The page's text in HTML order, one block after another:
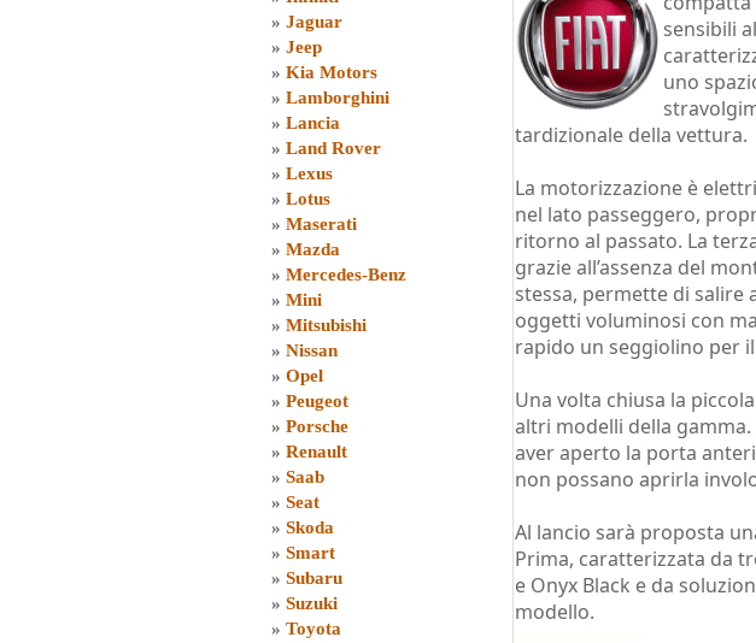
» Jaguar
» Jeep
» Kia Motors
» Lamborghini
» Lancia
» Land Rover
» Lexus
» Lotus
» Maserati
» Mazda
» Mercedes-Benz
» Mini
» Mitsubishi
» Nissan
» Opel
» Peugeot
» Porsche
» Renault
» Saab
» Seat
» Skoda
» Smart
» Subaru
» Suzuki
» Toyota
sensibili
uno
tardizionale della vettura.
La motorizzazione è
nel lato passeggero,
ritorno al passato. La
grazie all’assenza del
stessa, permette di salire
oggetti voluminosi con
rapido un seggiolino per
Una volta chiusa la
altri modelli della
aver aperto la porta
non possano aprirla
Al lancio sarà proposta
Prima, caratterizzata da
e Onyx Black e da
modello.